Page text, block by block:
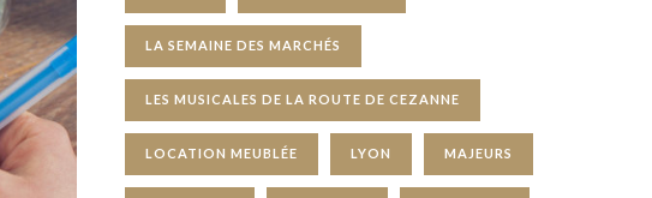
LA SEMAINE DES MARCHÉS
LES MUSICALES DE LA ROUTE DE CEZANNE
LOCATION MEUBLÉE LYON MAJEURS